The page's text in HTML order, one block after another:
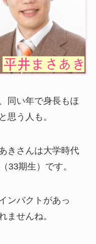
同い年で身長もほ
思う人も。
きさんは大学時代
33期生）です。
ンパクトがあっ
ませんね。